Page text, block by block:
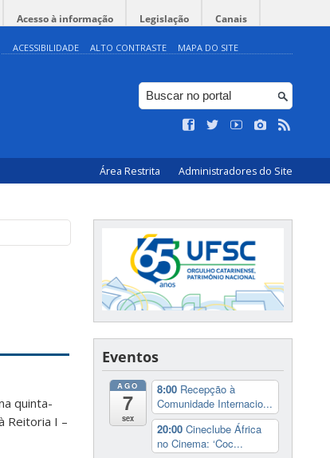
Acesso à informação Legislação Canais
ACESSIBILIDADE ALTO CONTRASTE MAPA DO SITE
Área Restrita Administradores do Site
quinta-
Reitoria I –
Eventos
AGO
7
sex
8:00 Recepção à
Comunidade Internacio...
20:00 Cineclube África
no Cinema: ‘Coc...